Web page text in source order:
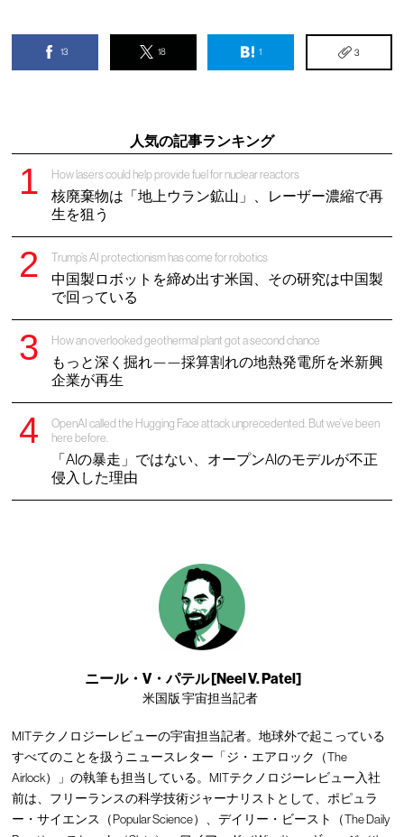
13 18 1 3
人気の記事ランキング
How lasers could help provide fuel for nuclear reactors
核廃棄物は「地上ウラン鉱山」、レーザー濃縮で再
生を狙う
Trump’s AI protectionism has come for robotics
中国製ロボットを締め出す米国、その研究は中国製
で回っている
How an overlooked geothermal plant got a second chance
もっと深く掘れ——採算割れの地熱発電所を米新興
企業が再生
OpenAI called the Hugging Face attack unprecedented. But we’ve been
here before.
「AIの暴走」ではない、オープンAIのモデルが不正
侵入した理由
ニール・V・パテル [Neel V. Patel]
米国版 宇宙担当記者
MITテクノロジーレビューの宇宙担当記者。地球外で起こっている
すべてのことを扱うニュースレター「ジ・エアロック（The
Airlock）」の執筆も担当している。MITテクノロジーレビュー入社
前は、フリーランスの科学技術ジャーナリストとして、ポピュラ
ー・サイエンス（Popular Science）、デイリー・ビースト（The Daily